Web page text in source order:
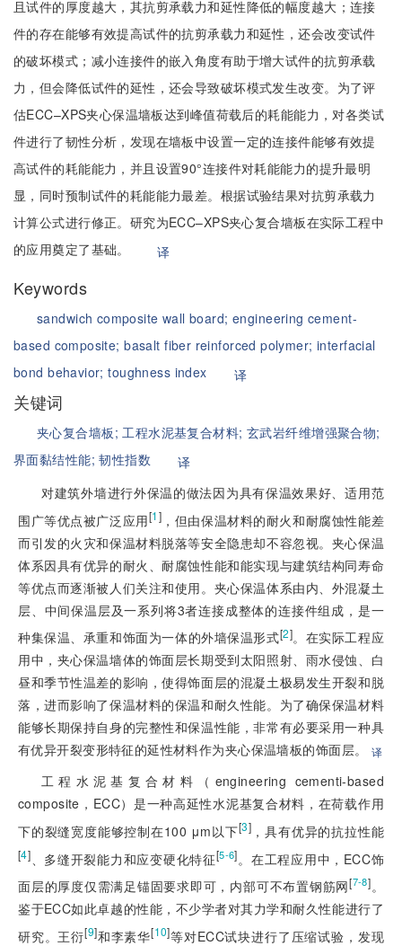
且试件的厚度越大，其抗剪承载力和延性降低的幅度越大；连接
件的存在能够有效提高试件的抗剪承载力和延性，还会改变试件
的破坏模式；减小连接件的嵌入角度有助于增大试件的抗剪承载
力，但会降低试件的延性，还会导致破坏模式发生改变。为了评
估ECC–XPS夹心保温墙板达到峰值荷载后的耗能能力，对各类试
件进行了韧性分析，发现在墙板中设置一定的连接件能够有效提
高试件的耗能能力，并且设置90°连接件对耗能能力的提升最明
显，同时预制试件的耗能能力最差。根据试验结果对抗剪承载力
计算公式进行修正。研究为ECC–XPS夹心复合墙板在实际工程中
的应用奠定了基础。
译
Keywords
sandwich composite wall board;engineering cement-
based composite;basalt fiber reinforced polymer;interfacial
bond behavior;toughness index 译
关键词
夹心复合墙板;工程水泥基复合材料; 玄武岩纤维增强聚合物;
界面黏结性能;韧性指数
译
对建筑外墙进行外保温的做法因为具有保温效果好、适用范
围广等优点被广泛应用[1] ，但由保温材料的耐火和耐腐蚀性能差
而引发的火灾和保温材料脱落等安全隐患却不容忽视。夹心保温
体系因具有优异的耐火、耐腐蚀性能和能实现与建筑结构同寿命
等优点而逐渐被人们关注和使用。夹心保温体系由内、外混凝土
层、中间保温层及一系列将3者连接成整体的连接件组成，是一
种集保温、承重和饰面为一体的外墙保温形式[2]。在实际工程应
用中，夹心保温墙体的饰面层长期受到太阳照射、雨水侵蚀、白
昼和季节性温差的影响，使得饰面层的混凝土极易发生开裂和脱
落，进而影响了保温材料的保温和耐久性能。为了确保保温材料
能够长期保持自身的完整性和保温性能，非常有必要采用一种具
有优异开裂变形特征的延性材料作为夹心保温墙板的饰面层。
译
工程水泥基复合材料（engineering cementi-based
composite，ECC）是一种高延性水泥基复合材料，在荷载作用
下的裂缝宽度能够控制在100 μm以下[3]，具有优异的抗拉性能
[4] 、多缝开裂能力和应变硬化特征[5-6]。在工程应用中，ECC饰
面层的厚度仅需满足锚固要求即可，内部可不布置钢筋网[7-8]。
鉴于ECC如此卓越的性能，不少学者对其力学和耐久性能进行了
研究。王衍[9]和李素华[10]等对ECC试块进行了压缩试验，发现